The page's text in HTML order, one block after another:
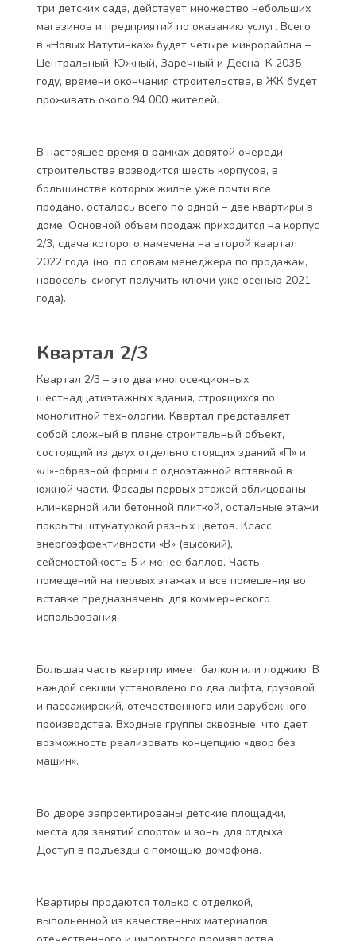
три детских сада, действует множество небольших
магазинов и предприятий по оказанию услуг. Всего
в «Новых Ватутинках» будет четыре микрорайона –
Центральный, Южный, Заречный и Десна. К 2035
году, времени окончания строительства, в ЖК будет
проживать около 94 000 жителей.
В настоящее время в рамках девятой очереди
строительства возводится шесть корпусов, в
большинстве которых жилье уже почти все
продано, осталось всего по одной – две квартиры в
доме. Основной объем продаж приходится на корпус
2/3, сдача которого намечена на второй квартал
2022 года (но, по словам менеджера по продажам,
новоселы смогут получить ключи уже осенью 2021
года).
Квартал 2/3
Квартал 2/3 – это два многосекционных
шестнадцатиэтажных здания, строящихся по
монолитной технологии. Квартал представляет
собой сложный в плане строительный объект,
состоящий из двух отдельно стоящих зданий «П» и
«Л»-образной формы с одноэтажной вставкой в
южной части. Фасады первых этажей облицованы
клинкерной или бетонной плиткой, остальные этажи
покрыты штукатуркой разных цветов. Класс
энергоэффективности «B» (высокий),
сейсмостойкость 5 и менее баллов. Часть
помещений на первых этажах и все помещения во
вставке предназначены для коммерческого
использования.
Большая часть квартир имеет балкон или лоджию. В
каждой секции установлено по два лифта, грузовой
и пассажирский, отечественного или зарубежного
производства. Входные группы сквозные, что дает
возможность реализовать концепцию «двор без
машин».
Во дворе запроектированы детские площадки,
места для занятий спортом и зоны для отдыха.
Доступ в подъезды с помощью домофона.
Квартиры продаются только с отделкой,
выполненной из качественных материалов